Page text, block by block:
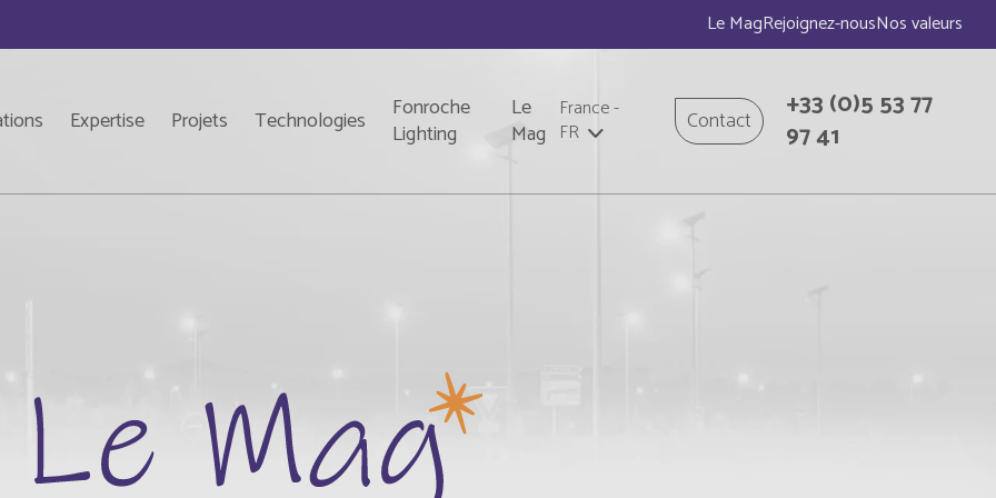
Le MagRejoignez-nousNos valeurs
Expertise Projets Technologies
Fonroche
Lighting
Le
Mag
France-
FR
Contact +33(0)5 53 77
97 41